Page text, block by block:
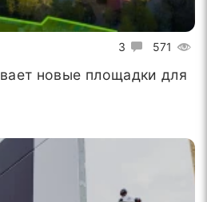
3 571
новые площадки для